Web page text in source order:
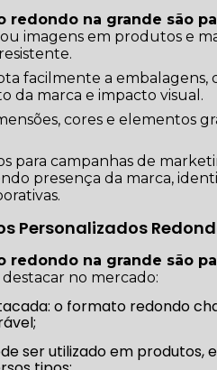
redondo na grande são
imagens em produtos e
facilmente a embalagens,
da marca e impacto visual.
cores e elementos
para campanhas de
presença da marca,
Personalizados
redondo na grande são
no mercado: